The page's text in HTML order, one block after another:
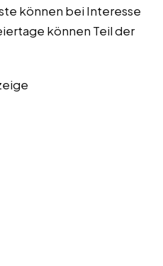
können bei Interesse
können Teil der